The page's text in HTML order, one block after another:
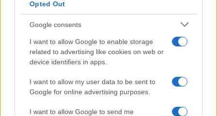
Opted Out
Google consents
I want to allow Google to enable storage
related to advertising like cookies on web or
device identifiers in apps.
I want to allow my user data to be sent to
Google for online advertising purposes.
I want to allow Google to send me
Ιωάννα Τούνη: «Έβγαλα όλο το βράδυ στο
νοσοκομείο με ορούς και αντιβιώσεις»
08.08.2026